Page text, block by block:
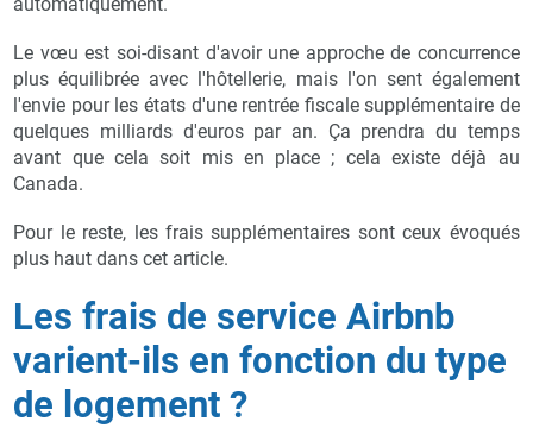
Le vœu est soi-disant d'avoir une approche de concurrence
plus équilibrée avec l'hôtellerie, mais l'on sent également
l'envie pour les états d'une rentrée fiscale supplémentaire de
quelques milliards d'euros par an. Ça prendra du temps
avant que cela soit mis en place ; cela existe déjà au
Canada.
Pour le reste, les frais supplémentaires sont ceux évoqués
plus haut dans cet article.
Les frais de service Airbnb
varient-ils en fonction du type
de logement ?